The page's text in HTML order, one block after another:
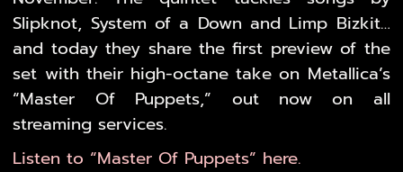
Slipknot, System of a Down and Limp Bizkit…
and today they share the first preview of the
set with their high-octane take on Metallica’s
“Master Of Puppets,” out now on all
streaming services.
Listen to “Master Of Puppets” here.